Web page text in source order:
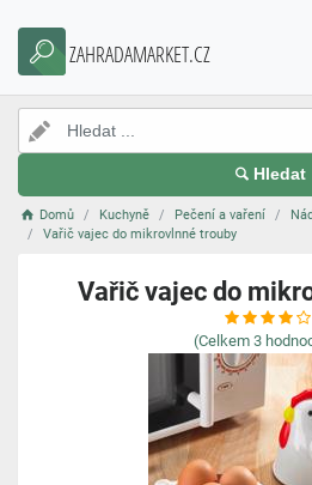
ZAHRADAMARKET.CZ
Hledat
Domů Kuchyně Pečení a vaření
Vařič vajec do mikrovlnné trouby
Vařič vajec do
(Celkem 3